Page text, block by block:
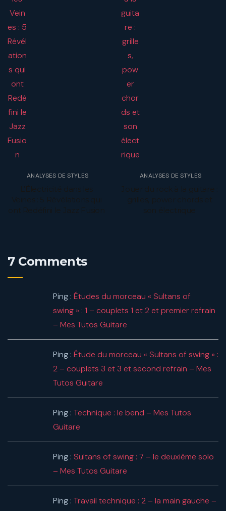
ANALYSES DE STYLES ANALYSES DE STYLES
7 Comments
Ping : Études du morceau « Sultans of
swing » : 1 – couplets 1 et 2 et premier refrain
– Mes Tutos Guitare
Ping : Étude du morceau « Sultans of swing » :
2 – couplets 3 et 3 et second refrain – Mes
Tutos Guitare
Ping : Technique : le bend – Mes Tutos
Guitare
Ping : Sultans of swing : 7 – le deuxième solo
– Mes Tutos Guitare
Ping : Travail technique : 2 – la main gauche –